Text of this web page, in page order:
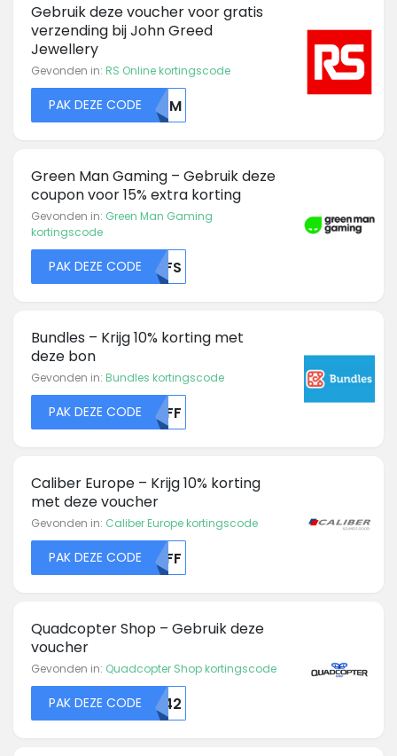
Gebruik deze voucher voor gratis
verzending bij John Greed
Jewellery
Gevonden in: RS Online kortingscode
PAK DEZE CODE NTFM
Green Man Gaming – Gebruik deze
coupon voor 15% extra korting
Gevonden in: Green Man Gaming
kortingscode
PAK DEZE CODE NTFS
Bundles – Krijg 10% korting met
deze bon
Gevonden in: Bundles kortingscode
PAK DEZE CODE MDFF
Caliber Europe – Krijg 10% korting
met deze voucher
Gevonden in: Caliber Europe kortingscode
PAK DEZE CODE MDFF
Quadcopter Shop – Gebruik deze
voucher
Gevonden in: Quadcopter Shop kortingscode
PAK DEZE CODE VU42